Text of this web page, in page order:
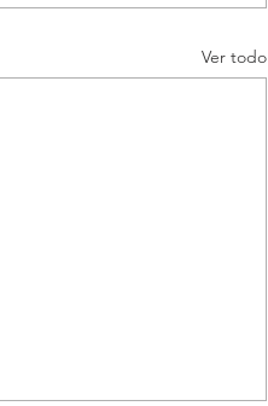
Ver todo